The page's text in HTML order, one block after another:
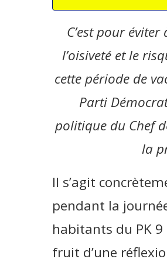
C’est pour
l’oisiveté et le
cette période de
Parti
politique du Chef
la
Il s’agit
pendant la
habitants du PK
fruit d’une